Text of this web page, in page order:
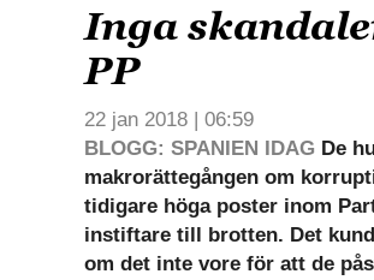
Inga
PP
22 jan 2018 | 06:59
BLOGG: SPANIEN IDAG De
makrorättegången om
tidigare höga poster inom
instiftare till brotten. Det
om det inte vore för att de